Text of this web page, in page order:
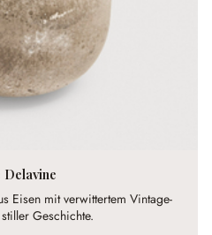
Delavine
Eisen mit verwittertem Vintage-
Geschichte.